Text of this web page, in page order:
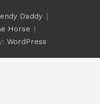
Daddy
Horse
WordPress